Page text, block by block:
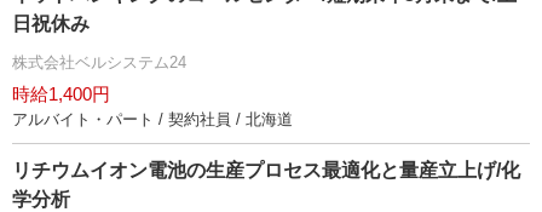
日祝休み
株式会社ベルシステム24
時給1,400円
アルバイト・パート / 契約社員 / 北海道
リチウムイオン電池の生産プロセス最適化と量産立上げ/化
学分析